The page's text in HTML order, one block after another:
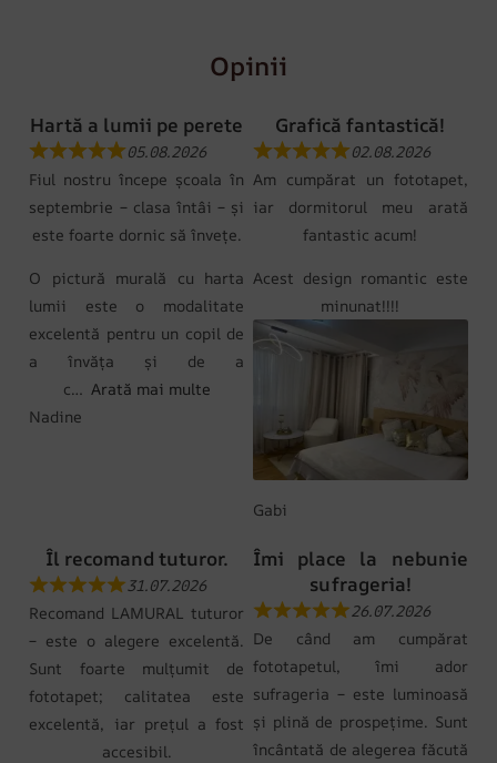
Opinii
Hartă a lumii pe perete
05.08.2026
Fiul nostru începe școala în
septembrie – clasa întâi – și
este foarte dornic să învețe.
O pictură murală cu harta
lumii este o modalitate
excelentă pentru un copil de
a învăța și de a
c
Arată mai multe
Nadine
Grafică fantastică!
02.08.2026
Am cumpărat un fototapet,
iar dormitorul meu arată
fantastic acum!
Acest design romantic este
minunat!!!!
Gabi
Îl recomand tuturor.
31.07.2026
Recomand LAMURAL tuturor
– este o alegere excelentă.
Sunt foarte mulțumit de
fototapet; calitatea este
excelentă, iar prețul a fost
accesibil.
Îmi place la nebunie
sufrageria!
26.07.2026
De când am cumpărat
fototapetul, îmi ador
sufrageria – este luminoasă
și plină de prospețime. Sunt
încântată de alegerea făcută